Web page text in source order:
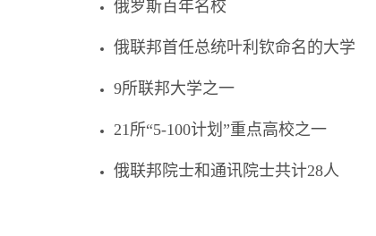
俄罗斯百年名校
俄联邦首任总统叶利钦命名的大学
9所联邦大学之一
21所“5-100计划”重点高校之一
俄联邦院士和通讯院士共计28人